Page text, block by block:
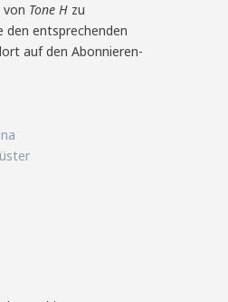
von Tone H zu
den entsprechenden
auf den Abonnieren-